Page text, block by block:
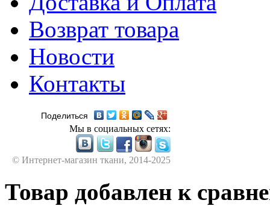
Возврат товара
Новости
Контакты
Поделиться
Мы в социальных сетях:
© Интернет-магазин ткани, 2014-2025
Товар добавлен к